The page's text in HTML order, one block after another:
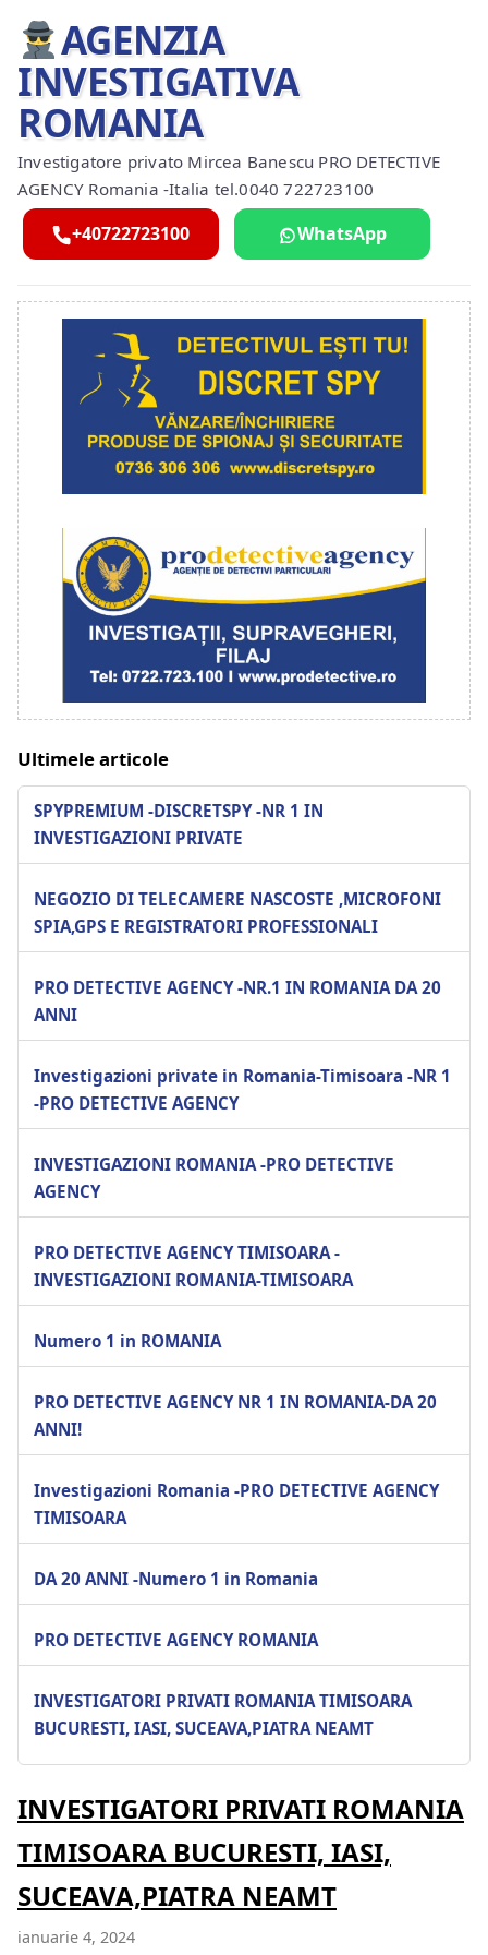
AGENZIA
INVESTIGATIVA
ROMANIA
Investigatore privato Mircea Banescu PRO DETECTIVE
AGENCY Romania -Italia tel.0040 722723100
+40722723100 WhatsApp
Ultimele articole
SPYPREMIUM -DISCRETSPY -NR 1 IN
INVESTIGAZIONI PRIVATE
NEGOZIO DI TELECAMERE NASCOSTE ,MICROFONI
SPIA,GPS E REGISTRATORI PROFESSIONALI
PRO DETECTIVE AGENCY -NR.1 IN ROMANIA DA 20
ANNI
Investigazioni private in Romania-Timisoara -NR 1
-PRO DETECTIVE AGENCY
INVESTIGAZIONI ROMANIA -PRO DETECTIVE
AGENCY
PRO DETECTIVE AGENCY TIMISOARA -
INVESTIGAZIONI ROMANIA-TIMISOARA
Numero 1 in ROMANIA
PRO DETECTIVE AGENCY NR 1 IN ROMANIA-DA 20
ANNI!
Investigazioni Romania -PRO DETECTIVE AGENCY
TIMISOARA
DA 20 ANNI -Numero 1 in Romania
PRO DETECTIVE AGENCY ROMANIA
INVESTIGATORI PRIVATI ROMANIA TIMISOARA
BUCURESTI, IASI, SUCEAVA,PIATRA NEAMT
INVESTIGATORI PRIVATI ROMANIA
TIMISOARA BUCURESTI, IASI,
SUCEAVA,PIATRA NEAMT
ianuarie 4, 2024